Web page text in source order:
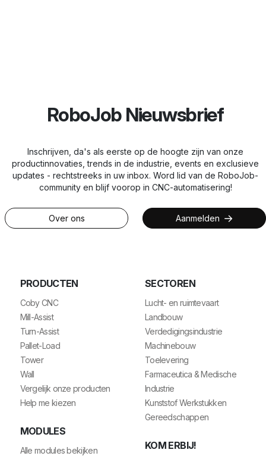
RoboJob Nieuwsbrief
Inschrijven, da's als eerste op de hoogte zijn van onze
productinnovaties, trends in de industrie, events en exclusieve
updates - rechtstreeks in uw inbox. Word lid van de RoboJob-
community en blijf voorop in CNC-automatisering!
Over ons Aanmelden
PRODUCTEN
Coby CNC
Mill-Assist
Turn-Assist
Pallet-Load
Tower
Wall
Vergelijk onze producten
Help me kiezen
MODULES
Alle modules bekijken
SECTOREN
Lucht- en ruimtevaart
Landbouw
Verdedigingsindustrie
Machinebouw
Toelevering
Farmaceutica & Medische
Industrie
Kunststof Werkstukken
Gereedschappen
KOM ERBIJ!